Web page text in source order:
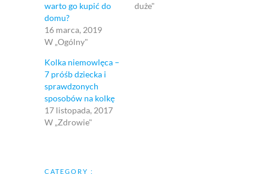
warto go kupić do
domu?
16 marca, 2019
W „Ogólny"
duże"
Kolka niemowlęca –
7 próśb dziecka i
sprawdzonych
sposobów na kolkę
17 listopada, 2017
W „Zdrowie"
CATEGORY :